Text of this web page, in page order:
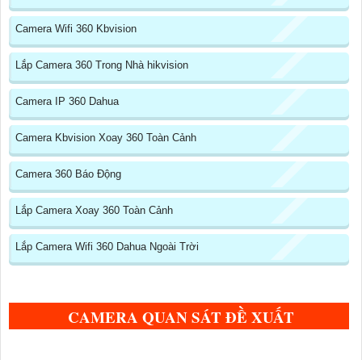
Camera Wifi 360 Kbvision
Lắp Camera 360 Trong Nhà hikvision
Camera IP 360 Dahua
Camera Kbvision Xoay 360 Toàn Cảnh
Camera 360 Báo Động
Lắp Camera Xoay 360 Toàn Cảnh
Lắp Camera Wifi 360 Dahua Ngoài Trời
CAMERA QUAN SÁT ĐỀ XUẤT